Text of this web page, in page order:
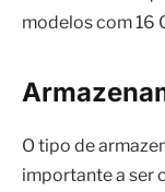
modelos com 16
O tipo de
importante a ser